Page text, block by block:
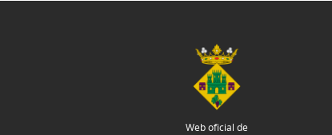
Web oficial de